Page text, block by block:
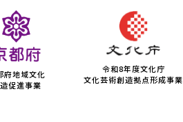
府地域文化
促進事業
令和8年度文化庁
文化芸術創造拠点形成事業